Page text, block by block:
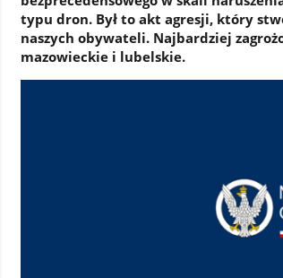
typu dron. Był to akt agresji, który
naszych obywateli. Najbardziej
mazowieckie i lubelskie.